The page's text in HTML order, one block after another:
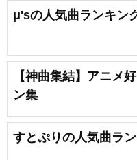
μ'sの人気曲ランキン
【神曲集結】アニメ
ン集
すとぷりの人気曲ラン